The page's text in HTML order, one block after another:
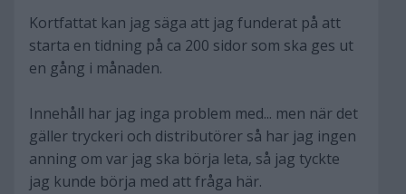
Kortfattat kan jag säga att jag funderat på att
starta en tidning på ca 200 sidor som ska ges ut
en gång i månaden.
Innehåll har jag inga problem med... men när det
gäller tryckeri och distributörer så har jag ingen
anning om var jag ska börja leta, så jag tyckte
jag kunde börja med att fråga här.